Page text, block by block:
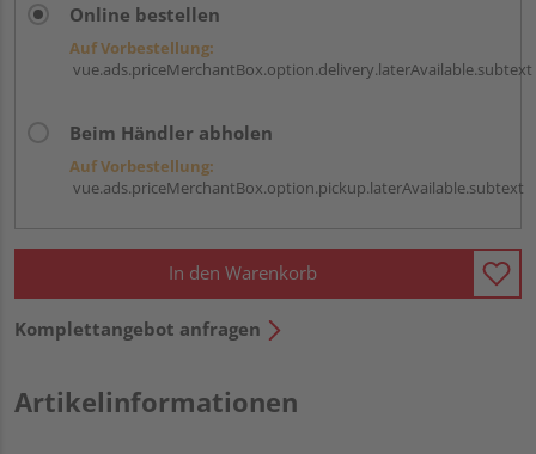
Online bestellen
Auf Vorbestellung:
vue.ads.priceMerchantBox.option.delivery.laterAvailable.subtext
Beim Händler abholen
Auf Vorbestellung:
vue.ads.priceMerchantBox.option.pickup.laterAvailable.subtext
In den Warenkorb
Komplettangebot anfragen
Artikelinformationen